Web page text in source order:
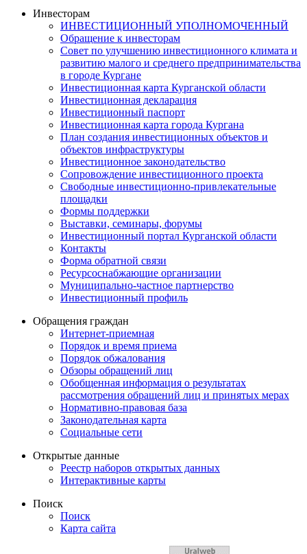
Инвесторам
ИНВЕСТИЦИОННЫЙ УПОЛНОМОЧЕННЫЙ
Обращение к инвесторам
Совет по улучшению инвестиционного климата и
развитию малого и среднего предпринимательства
в городе Кургане
Инвестиционная карта Курганской области
Инвестиционная декларация
Инвестиционный паспорт
Инвестиционная карта города Кургана
План создания инвестиционных объектов и
объектов инфраструктуры
Инвестиционное законодательство
Сопровождение инвестиционного проекта
Свободные инвестиционно-привлекательные
площадки
Формы поддержки
Выставки, семинары, форумы
Инвестиционный портал Курганской области
Контакты
Форма обратной связи
Ресурсоснабжающие организации
Муниципально-частное партнерство
Инвестиционный профиль
Обращения граждан
Интернет-приемная
Порядок и время приема
Порядок обжалования
Обзоры обращений лиц
Обобщенная информация о результатах
рассмотрения обращений лиц и принятых мерах
Нормативно-правовая база
Законодательная карта
Социальные сети
Открытые данные
Реестр наборов открытых данных
Интерактивные карты
Поиск
Поиск
Карта сайта